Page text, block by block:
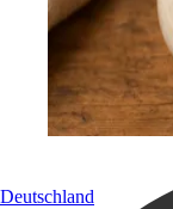
Deutschland